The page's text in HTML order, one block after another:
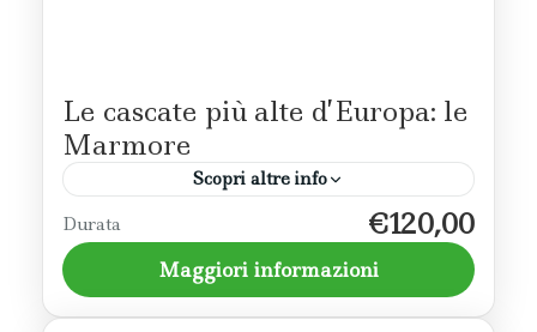
Le cascate più alte d’Europa: le
Marmore
Scopri altre info
La Cascata delle Marmore con i suoi 165m, è
una delle più alte d’Europa. Si forma alla
confluenza del fiume Velino nel fiume Nera.
Nel...
Durata €120,00
Maggiori informazioni